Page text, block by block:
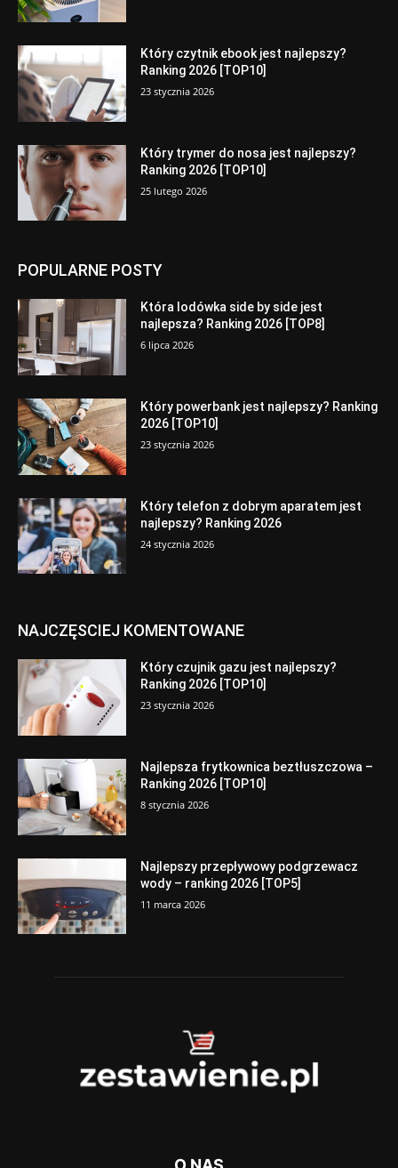
Który czytnik ebook jest najlepszy?
Ranking 2026 [TOP10]
23 stycznia 2026
Który trymer do nosa jest najlepszy?
Ranking 2026 [TOP10]
25 lutego 2026
POPULARNE POSTY
Która lodówka side by side jest
najlepsza? Ranking 2026 [TOP8]
6 lipca 2026
Który powerbank jest najlepszy? Ranking
2026 [TOP10]
23 stycznia 2026
Który telefon z dobrym aparatem jest
najlepszy? Ranking 2026
24 stycznia 2026
NAJCZĘSCIEJ KOMENTOWANE
Który czujnik gazu jest najlepszy?
Ranking 2026 [TOP10]
23 stycznia 2026
Najlepsza frytkownica beztłuszczowa –
Ranking 2026 [TOP10]
8 stycznia 2026
Najlepszy przepływowy podgrzewacz
wody – ranking 2026 [TOP5]
11 marca 2026